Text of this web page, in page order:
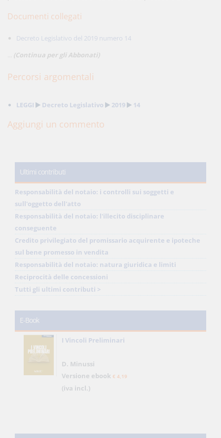
Documenti collegati
Decreto Legislativo del 2019 numero 14
(Continua per gli Abbonati)
Percorsi argomentali
LEGGI Decreto Legislativo 2019 14
Aggiungi un commento
Ultimi contributi
Responsabilità del notaio: i controlli sui soggetti e
sull'oggetto dell'atto
Responsabilità del notaio: l'illecito disciplinare
conseguente
Credito privilegiato del promissario acquirente e ipoteche
sul bene promesso in vendita
Responsabilità del notaio: natura giuridica e limiti
Reciprocità delle concessioni
Tutti gli ultimi contributi >
E-Book
I Vincoli Preliminari
D. Minussi
Versione ebook € 4,19
(iva incl.)